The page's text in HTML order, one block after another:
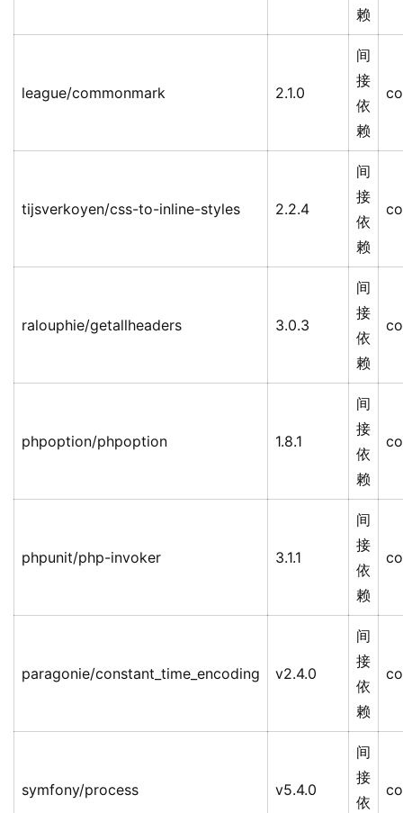
赖
league/commonmark 2.1.0
间
接
依
赖
tijsverkoyen/css-to-inline-styles 2.2.4
间
接
依
赖
ralouphie/getallheaders 3.0.3
间
接
依
赖
phpoption/phpoption 1.8.1
间
接
依
赖
phpunit/php-invoker 3.1.1
间
接
依
赖
paragonie/constant_time_encoding v2.4.0
间
接
依
赖
symfony/process v5.4.0
间
接
依